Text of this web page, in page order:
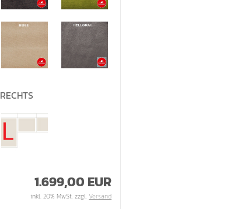
RECHTS
1.699,00 EUR
inkl. 20% MwSt. zzgl. Versand